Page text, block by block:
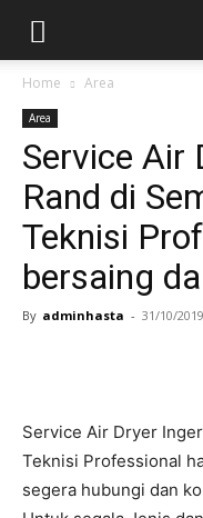
Home Area
Area
Service Air
Rand di
Teknisi
bersaing
By adminhasta - 31/10/2019
Service Air Dryer
Teknisi Professional
segera hubungi dan